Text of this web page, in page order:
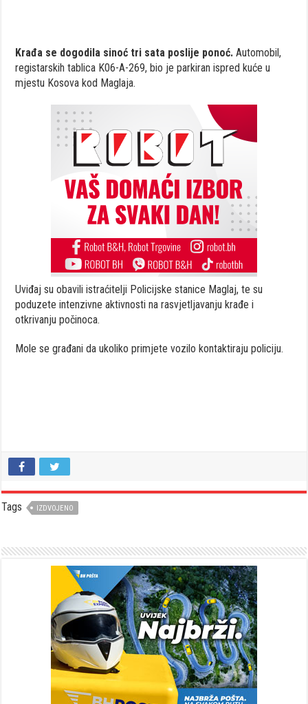
Krađa se dogodila sinoć tri sata poslije ponoć.Automobil,
registarskih tablica K06-A-269, bio je parkiran ispred kuće u
mjestu Kosova kod Maglaja.
Uviđaj su obavili istraćitelji Policijske stanice Maglaj, te su
poduzete intenzivne aktivnosti na rasvjetljavanju krađe i
otkrivanju počinoca.
Mole se građani da ukoliko primjete vozilo kontaktiraju policiju.
Tags IZDVOJENO